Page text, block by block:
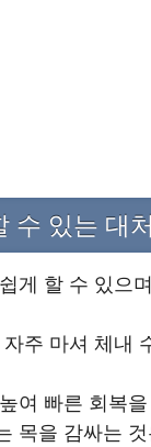
수 있는 대
게 할 수 있으
주 마셔 체내
여 빠른 회복
목을 감싸는